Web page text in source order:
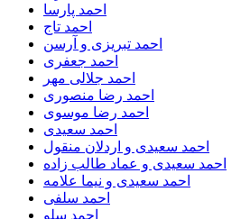
احمد پارسا
احمد تاج
احمد تبریزی و آرسن
احمد جعفری
احمد جلالی مهر
احمد رضا منصوری
احمد رضا موسوی
احمد سعیدی
احمد سعیدی و اردلان منقول
احمد سعیدی و عماد طالب زاده
احمد سعیدی و نیما علامه
احمد سلفی
احمد سلو